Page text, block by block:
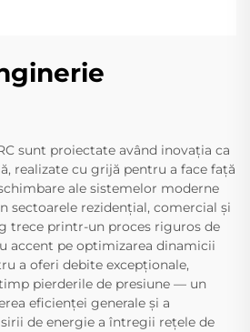
sunt proiectate având inovația ca
realizate cu grijă pentru a face față
ale sistemelor moderne
sectoarele rezidențial, comercial și
trece printr-un proces riguros de
accent pe optimizarea dinamicii
a oferi debite excepționale,
pierderile de presiune — un
eficienței generale și a
de energie a întregii rețele de